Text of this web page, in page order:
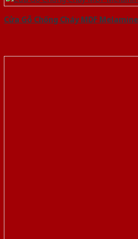
Cửa Gỗ Chống Cháy MDF